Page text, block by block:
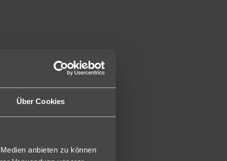
Über Cookies
anbieten zu können
über eine Dusche. (Zimmergröße ca. 12 m²,
und internationalen Küche.
Snackbuffet steht Ihnen von 22–23 Uhr im Restaurant